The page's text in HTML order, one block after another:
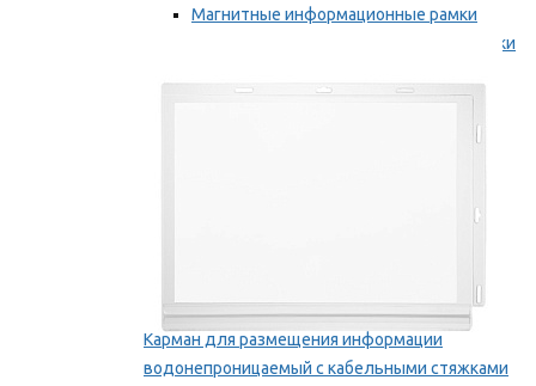
Магнитные информационные рамки
Самоклеящиеся информационные рамки
Карман для размещения информации
водонепроницаемый с кабельными стяжками